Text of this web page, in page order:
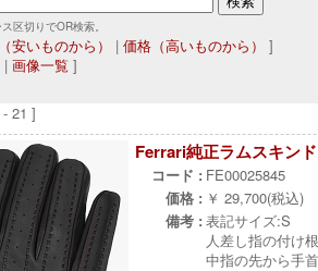
区切りでOR検索。
安いものから） | 価格（高いものから）
]
| 画像一覧 ]
21 ]
Ferrari純正ラムスキン
コード : FE00025845
価格 : ￥ 29,700(税込)
備考 : 表記サイズ:S
人差し指の付け
中指の先から手